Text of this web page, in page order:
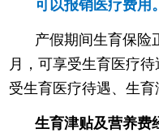
可以报销医疗费用。
产假期间生育保险
月，可享受生育医疗
受生育医疗待遇、生育
生育津贴及营养费